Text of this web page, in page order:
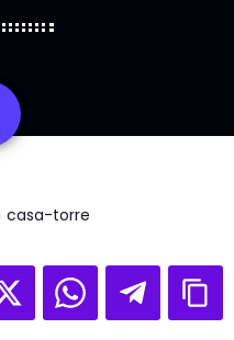
casa-torre